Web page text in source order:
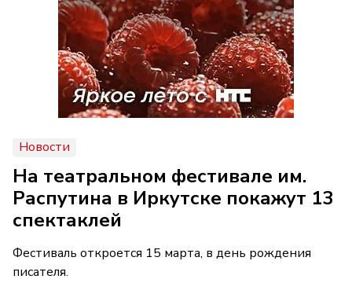
Новости
На театральном фестивале им.
Распутина в Иркутске покажут 13
спектаклей
Фестиваль откроется 15 марта, в день рождения
писателя.